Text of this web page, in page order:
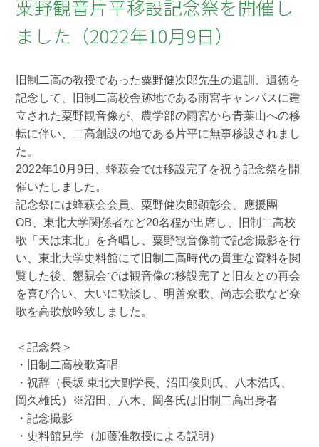
粟野観音片平移設記念祭を開催し
ました（2022年10月9日）
旧制二高の教授であった粟野健次郎先生の遺訓、遺徳を
記念して、旧制二高校舎跡地である雨宮キャンパスに建
立された粟野観音像が、農学部の雨宮から青葉山への移
転に伴い、二高創設の地である片平に無事移設されまし
た。
2022年10月9日、蜂萩会では移設完了を祝う記念祭を開
催いたしました。
記念祭には蜂萩会会員、粟野健次郎顕彰会、應援團
OB、東北大学関係者など20名程が出席し、旧制二高校
歌「天は東北」を斉唱し、粟野観音像前で記念撮影を行
い、東北大学史料館にて旧制二高時代の貴重な資料を閲
覧した後、懇親会では観音像の移設完了と旧友との再会
を喜び合い、大いに歓談し、明善尞歌、尚志会歌など尞
歌を高歌放吟致しました。
＜記念祭＞
・旧制二高校歌斉唱
・祝辞（長坂 東北大副学長、沼田俊則氏、八木浩氏、
岡久雄氏）※沼田、八木、岡各氏は旧制二高出身者
・記念撮影
・史料館見学（加藤准教授による説明）